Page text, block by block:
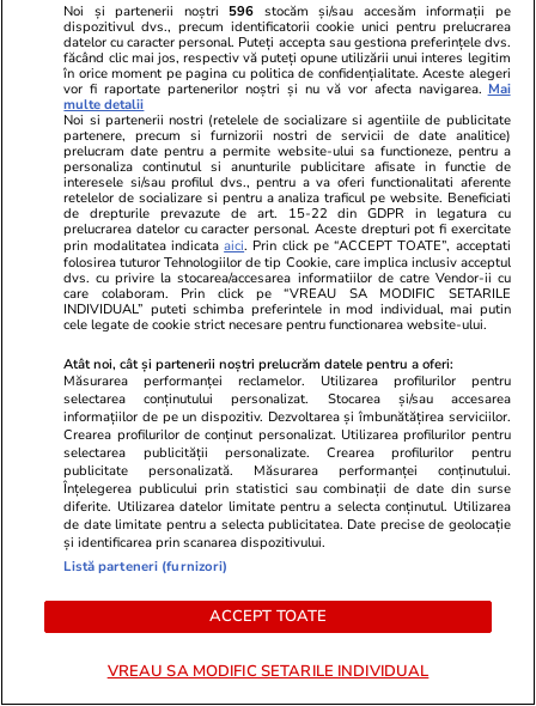
Politică 19:26
Ilie Bolojan a convocat ședință
de urgență la Guvern:
deblocarea posturilor vacante
din sănătate, pe ordinea de zi
PARTENERI
Fosta juristă de la spitalul de
Gianni
Noi și partenerii noștri 596 stocăm și/sau accesăm informații pe
dispozitivul dvs., precum identificatorii cookie unici pentru prelucrarea
datelor cu caracter personal. Puteți accepta sau gestiona preferințele dvs.
făcând clic mai jos, respectiv vă puteți opune utilizării unui interes legitim
în orice moment pe pagina cu politica de confidențialitate. Aceste alegeri
vor fi raportate partenerilor noștri și nu vă vor afecta navigarea. Mai
multe detalii
Noi si partenerii nostri (retelele de socializare si agentiile de publicitate
partenere, precum si furnizorii nostri de servicii de date analitice)
prelucram date pentru a permite website-ului sa functioneze, pentru a
personaliza continutul si anunturile publicitare afisate in functie de
interesele si/sau profilul dvs., pentru a va oferi functionalitati aferente
retelelor de socializare si pentru a analiza traficul pe website. Beneficiati
de drepturile prevazute de art. 15-22 din GDPR in legatura cu
prelucrarea datelor cu caracter personal. Aceste drepturi pot fi exercitate
prin modalitatea indicataaici. Prin click pe “ACCEPT TOATE”, acceptati
folosirea tuturor Tehnologiilor de tip Cookie, care implica inclusiv acceptul
dvs. cu privire la stocarea/accesarea informatiilor de catre Vendor-ii cu
care colaboram. Prin click pe “VREAU SA MODIFIC SETARILE
INDIVIDUAL” puteti schimba preferintele in mod individual, mai putin
cele legate de cookie strict necesare pentru functionarea website-ului.
Atât noi, cât și partenerii noștri prelucrăm datele pentru a oferi:
Măsurarea performanței reclamelor. Utilizarea profilurilor pentru
selectarea conținutului personalizat. Stocarea și/sau accesarea
informațiilor de pe un dispozitiv. Dezvoltarea și îmbunătățirea serviciilor.
Crearea profilurilor de conținut personalizat. Utilizarea profilurilor pentru
selectarea publicității personalizate. Crearea profilurilor pentru
publicitate personalizată. Măsurarea performanței conținutului.
Înțelegerea publicului prin statistici sau combinații de date din surse
diferite. Utilizarea datelor limitate pentru a selecta conținutul. Utilizarea
de date limitate pentru a selecta publicitatea. Date precise de geolocație
și identificarea prin scanarea dispozitivului.
Listă parteneri (furnizori)
ACCEPT TOATE
VREAU SA MODIFIC SETARILE INDIVIDUAL